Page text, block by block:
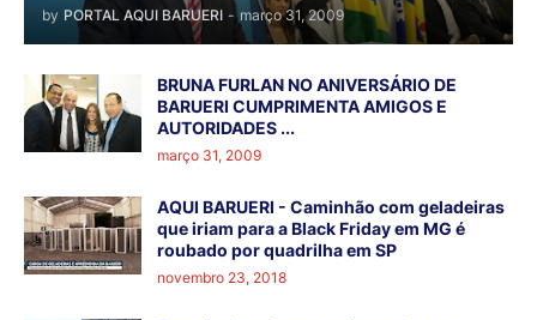
by PORTAL AQUI BARUERI - março 31, 2009
BRUNA FURLAN NO ANIVERSÁRIO DE
BARUERI CUMPRIMENTA AMIGOS E
AUTORIDADES ...
março 31, 2009
AQUI BARUERI - Caminhão com geladeiras
que iriam para a Black Friday em MG é
roubado por quadrilha em SP
novembro 23, 2018